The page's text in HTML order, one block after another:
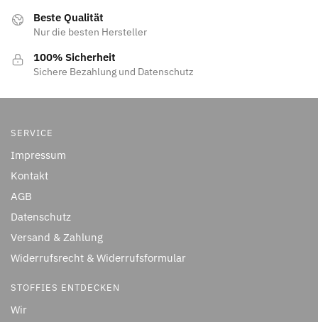
Beste Qualität
Nur die besten Hersteller
100% Sicherheit
Sichere Bezahlung und Datenschutz
SERVICE
Impressum
Kontakt
AGB
Datenschutz
Versand & Zahlung
Widerrufsrecht & Widerrufsformular
STOFFIES ENTDECKEN
Wir